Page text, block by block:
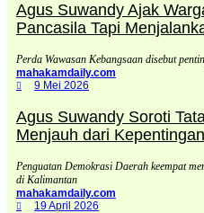
Agus Suwandy Ajak
Pancasila Tapi
Perda Wawasan Kebangsaan disebut
mahakamdaily.com
9 Mei 2026
Agus Suwandy Soroti
Menjauh dari
Penguatan Demokrasi Daerah keempat
di Kalimantan
mahakamdaily.com
19 April 2026